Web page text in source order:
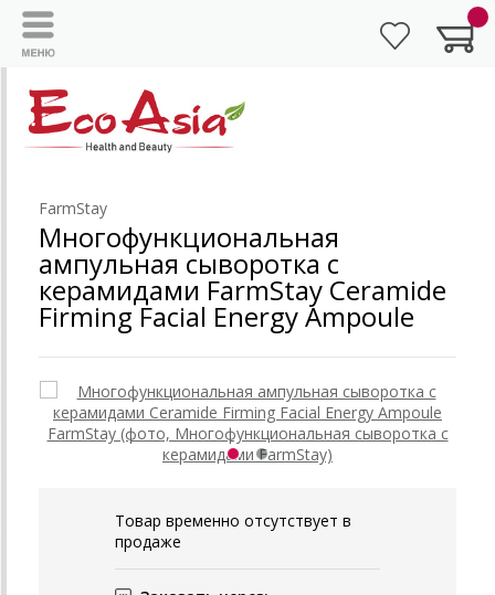
FarmStay
Многофункциональная
ампульная сыворотка с
керамидами FarmStay Ceramide
Firming Facial Energy Ampoule
Товар временно отсутствует в
продаже